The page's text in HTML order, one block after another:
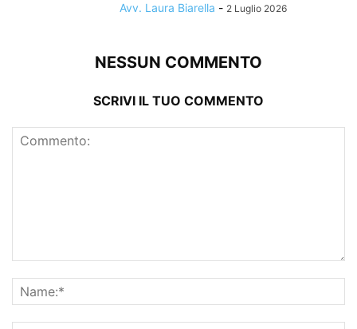
Avv. Laura Biarella - 2 Luglio 2026
NESSUN COMMENTO
SCRIVI IL TUO COMMENTO